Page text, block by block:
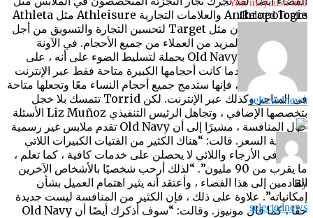
Anthropologie والعلامات التجارية Athleisure مثل Athleta
والتجار الشاملون مثل Target لتحسين التجارة والتسويق من أجل
تلبية احتياجات المزيد من العملاء من جميع الأحجام. في الآونة
الأخيرة ، قامت Old Navy بحملة لتسليط الضوء على أنه ، على
عكس سابقًا عندما كانت أحجامها الكبيرة متاحة فقط عبر الإنترنت
كعناصر محددة ، فإنها ستدمج جميع أحجام النساء معًا وتجعلها متاحة
في المتاجر وكذلك عبر الإنترنت. لكن Torrid تتمسك بلا خجل
بتخصصها الإضافي ، وتجاهل الرئيس التنفيذي Liz Muñoz الأسئلة
حول المنافسة ، مشيرًا إلى أن Old Navy تقدم ملابس غير رسمية
منخفضة السعر. قالت: “هناك الكثير من الفتيات الكبيرات اللاتي
يتنقلن في الأرجاء واللائي لا يحصلن على خدمات كافية ، كما تعلم ،
ما يقرب من 90 مليون”. “لذلك أرحب شخصيًا بالأشخاص الآخرين
القادمين إلى هذا الفضاء ، وأعتقد أنه يثير اهتمام العميل بشأن
إمكانياته”. علاوة على ذلك ، فإن الكثير من المنافسة ليست جديدة
حقًا ، كما قال مونيوز. وقالت: “سوف أذكرك أيضًا أن Old Navy
Related Topics:
selectednews
By
selectednews